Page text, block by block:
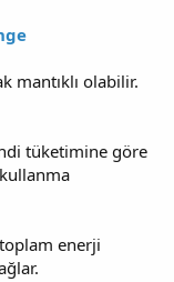
mantıklı olabilir.
tüketimine göre
enerji